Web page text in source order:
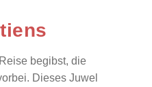
begibst, die
Dieses Juwel